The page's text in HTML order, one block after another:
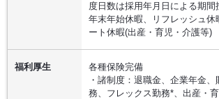
度日数は採用年月日による期間
年末年始休暇、リフレッシュ休
ート休暇(出産・育児・介護等)
福利厚生
各種保険完備
・諸制度：退職金、企業年金
務、フレックス勤務*、出産・